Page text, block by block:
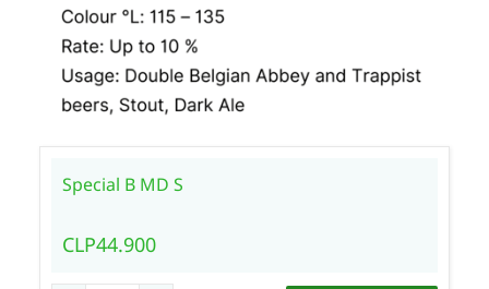
Special B MD S
CLP44.900